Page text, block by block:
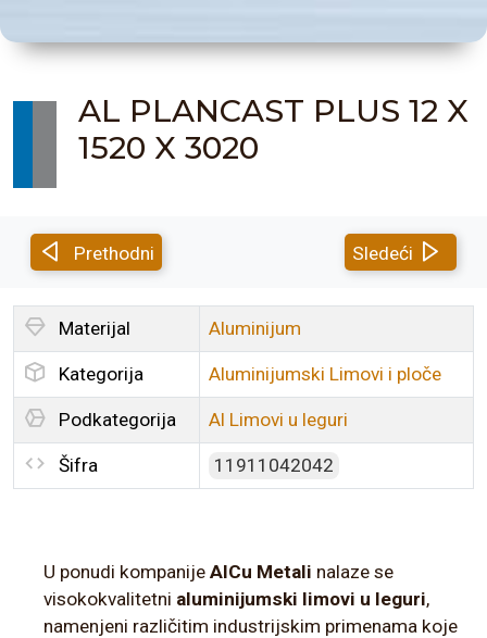
AL PLANCAST PLUS 12 X
1520 X 3020
Prethodni Sledeći
Materijal Aluminijum
Kategorija Aluminijumski Limovi i ploče
Podkategorija Al Limovi u leguri
Šifra 11911042042
U ponudi kompanije AlCu Metali nalaze se
visokokvalitetni aluminijumski limovi u leguri,
namenjeni različitim industrijskim primenama koje